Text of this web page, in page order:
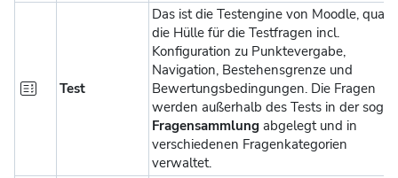
Test
Das ist die Testengine von Moodle, quasi
die Hülle für die Testfragen incl.
Konfiguration zu Punktevergabe,
Navigation, Bestehensgrenze und
Bewertungsbedingungen. Die Fragen
werden außerhalb des Tests in der sog.
Fragensammlungabgelegt und in
verschiedenen Fragenkategorien
verwaltet.